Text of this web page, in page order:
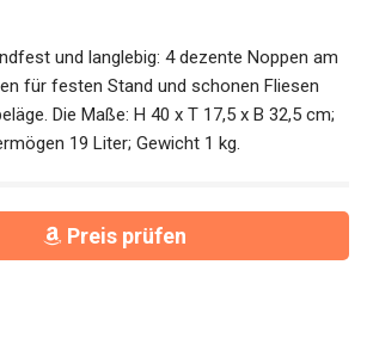
und langlebig: 4 dezente Noppen am
für festen Stand und schonen Fliesen
Die Maße: H 40 x T 17,5 x B 32,5 cm;
19 Liter; Gewicht 1 kg.
Preis prüfen